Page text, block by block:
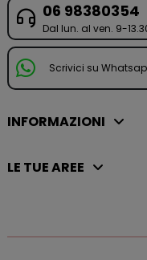
06 98380354
Dal lun. al ven. 9-
Scrivici su
INFORMAZIONI
LE TUE AREE